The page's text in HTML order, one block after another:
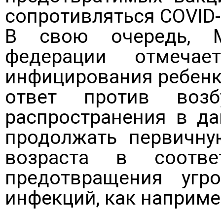
сопротивляться
В свою очередь,
федерации
инфицирования
ответ против
распространения в
продолжать
возраста в
предотвращения
инфекций, как